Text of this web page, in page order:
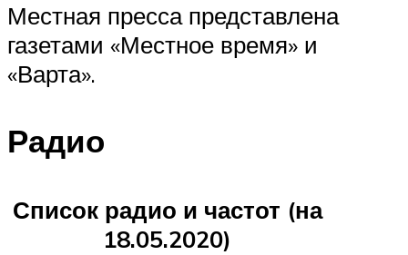
Местная пресса представлена
газетами «Местное время» и
«Варта».
Радио
Список радио и частот (на
18.05.2020)